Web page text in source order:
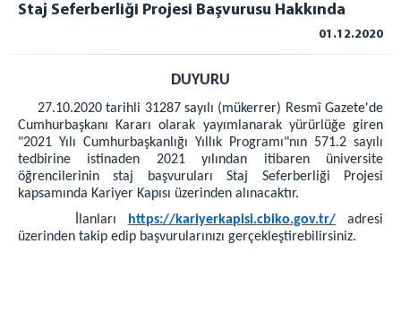
Adliyemizden Haberler
İcra Müdürlüğü
Ankara Batı Denetimli Serbestlik Müdürlüğü
Adli Destek ve Mağdur Hizmetleri Müdürlüğü
Medya İletişim Bürosu
Vergi Numaramız
Faaliyet Raporu
BAŞSAVCILIK
Cumhuriyet Başsavcısı
Staj Seferberliği Projesi Başvurusu Hakkında
01.12.2020
DUYURU
27.10.2020 tarihli 31287 sayılı (mükerrer) Resmî Gazete'de
Cumhurbaşkanı Kararı olarak yayımlanarak yürürlüğe giren
"2021 Yılı Cumhurbaşkanlığı Yıllık Programı"nın 571.2 sayılı
tedbirine istinaden 2021 yılından itibaren üniversite
öğrencilerinin staj başvuruları Staj Seferberliği Projesi
kapsamında Kariyer Kapısı üzerinden alınacaktır.
İlanları https://kariyerkapisi.cbiko.gov.tr/ adresi
üzerinden takip edip başvurularınızı gerçekleştirebilirsiniz.